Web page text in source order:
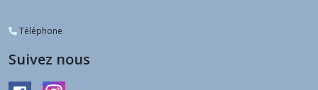
Téléphone
Suivez nous